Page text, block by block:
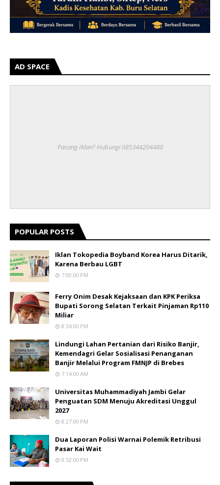
AD SPACE
Pasang Iklan? Hubungi 085344204480
POPULAR POSTS
Iklan Tokopedia Boyband Korea Harus Ditarik,
Karena Berbau LGBT
7:00:00 PM
Ferry Onim Desak Kejaksaan dan KPK Periksa
Bupati Sorong Selatan Terkait Pinjaman Rp110
Miliar
8:34:00 PM
Lindungi Lahan Pertanian dari Risiko Banjir,
Kemendagri Gelar Sosialisasi Penanganan
Banjir Melalui Program FMNJP di Brebes
7:14:00 AM
Universitas Muhammadiyah Jambi Gelar
Penguatan SDM Menuju Akreditasi Unggul
2027
8:27:00 PM
Dua Laporan Polisi Warnai Polemik Retribusi
Pasar Kai Wait
8:52:00 PM